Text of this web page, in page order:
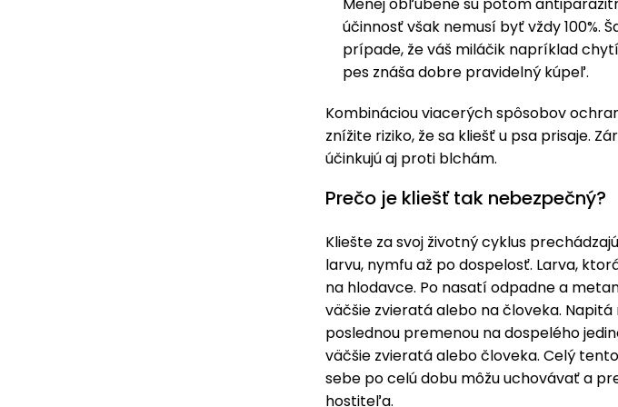
Menej obľúbené sú potom
účinnosť však nemusí byť vždy 100%.
prípade, že váš miláčik napríklad
pes znáša dobre pravidelný kúpeľ.
Kombináciou viacerých spôsobov
znížite riziko, že sa kliešť u psa prisaje.
účinkujú aj proti blchám.
Prečo je kliešť tak nebezpečný?
Kliešte za svoj životný cyklus
larvu, nymfu až po dospelosť. Larva,
na hlodavce. Po nasatí odpadne a
väčšie zvieratá alebo na človeka.
poslednou premenou na dospelého
väčšie zvieratá alebo človeka. Celý
sebe po celú dobu môžu uchovávať a
hostiteľa.